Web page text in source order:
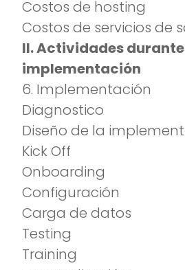
Costos de hosting
Costos de servicios de
II. Actividades
implementación
6. Implementación
Diagnostico
Diseño de la
Kick Off
Onboarding
Configuración
Carga de datos
Testing
Training